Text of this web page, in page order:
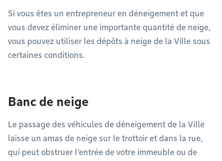
Si vous êtes un entrepreneur en déneigement et que
vous devez éliminer une importante quantité de neige,
vous pouvez utiliser les dépôts à neige de la Ville sous
certaines conditions.
Banc de neige
Le passage des véhicules de déneigement de la Ville
laisse un amas de neige sur le trottoir et dans la rue,
qui peut obstruer l’entrée de votre immeuble ou de